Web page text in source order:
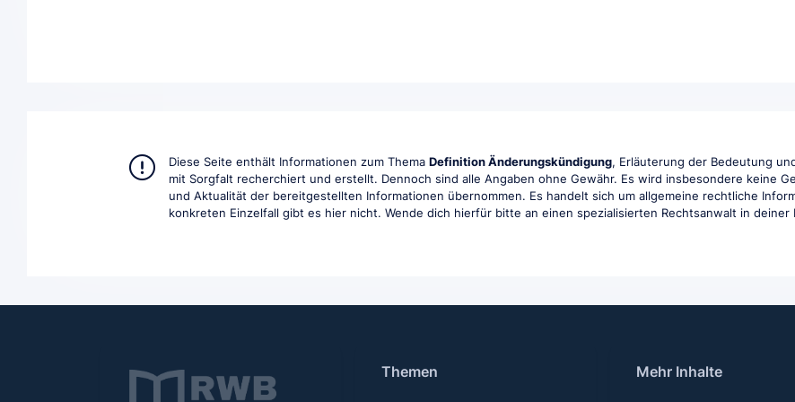
Diese Seite enthält Informationen zum ThemaDefinition Änderungskündigung, Erläuterung der Bedeutung
mit Sorgfalt recherchiert und erstellt. Dennoch sind alle Angaben ohne Gewähr. Es wird insbesondere keine
und Aktualität der bereitgestellten Informationen übernommen. Es handelt sich um allgemeine rechtliche
konkreten Einzelfall gibt es hier nicht. Wende dich hierfür bitte an einen spezialisierten Rechtsanwalt in deiner
Themen Mehr Inhalte